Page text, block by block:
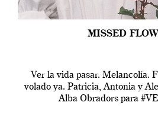
MISSED
Ver la vida pasar. Melancolía.
volado ya. Patricia, Antonia y
Alba Obradors para